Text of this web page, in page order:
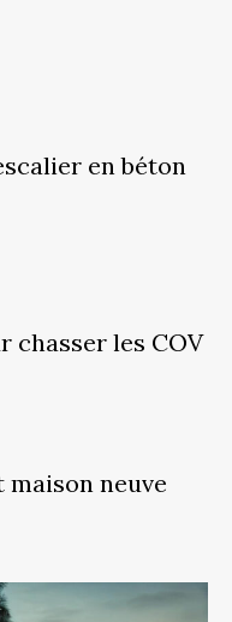
en béton
chasser les COV
neuve